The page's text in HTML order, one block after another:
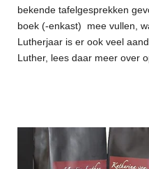
bekende tafelgesprekken
boek (-enkast) mee vullen,
Lutherjaar is er ook veel
Luther, lees daar meer over